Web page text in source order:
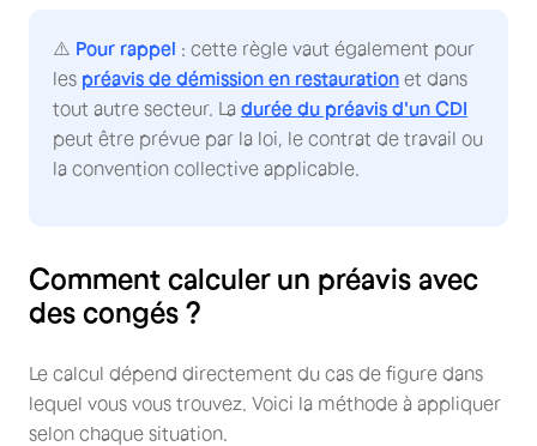
⚠️ Pour rappel : cette règle vaut également pour
les préavis de démission en restauration et dans
tout autre secteur. La durée du préavis d'un CDI
peut être prévue par la loi, le contrat de travail ou
la convention collective applicable.
Comment calculer un préavis avec
des congés ?
Le calcul dépend directement du cas de figure dans
lequel vous vous trouvez. Voici la méthode à appliquer
selon chaque situation.